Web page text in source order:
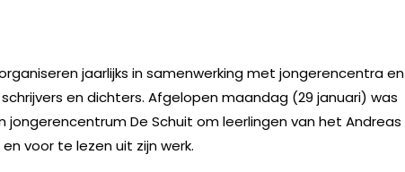
jaarlijks in samenwerking met jongerencentra en
en dichters. Afgelopen maandag (29 januari) was
jongerencentrum De Schuit om leerlingen van het Andreas
voor te lezen uit zijn werk.